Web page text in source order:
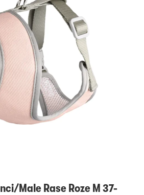
Male Rase Roze M 37-